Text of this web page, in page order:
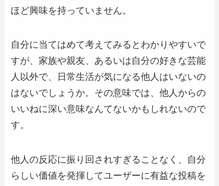
ほど興味を持っていません。
自分に当てはめて考えてみるとわかりやすいで
すが、家族や親友、あるいは自分の好きな芸能
人以外で、日常生活が気になる他人はいないの
はないでしょうか。その意味では、他人からの
いいねに深い意味なんてないかもしれないので
す。
他人の反応に振り回されすぎることなく、自分
らしい価値を発揮してユーザーに有益な投稿を